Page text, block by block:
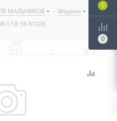
МАЛЬЧИКОВ - Модели
мото
1:18 18-51026
0
0